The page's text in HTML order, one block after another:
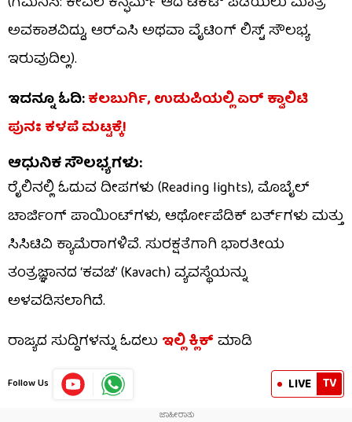
ಅವಕಾಶವಿದ್ದು, ಆರ್‌ಎಸಿ ಅಥವಾ ವೈಟಿಂಗ್ ಲಿಸ್ಟ್ ಸೌಲಭ್ಯ
ಇರುವುದಿಲ್ಲ).
ಇದನ್ನೂ ಓದಿ:ಕಲಬುರ್ಗಿ, ಉಡುಪಿಯಲ್ಲಿ ಏರ್ ಕ್ವಾಲಿಟಿ
ಪುನಃ ಕಳಪೆ ಮಟ್ಟಕ್ಕೆ!
ಆಧುನಿಕ ಸೌಲಭ್ಯಗಳು:
ರೈಲಿನಲ್ಲಿ ಓದುವ ದೀಪಗಳು (Reading lights), ಮೊಬೈಲ್
ಚಾರ್ಜಿಂಗ್ ಪಾಯಿಂಟ್‌ಗಳು, ಆರ್ಥೋಪೆಡಿಕ್ ಬರ್ತ್‌ಗಳು ಮತ್ತು
ಸಿಸಿಟಿವಿ ಕ್ಯಾಮೆರಾಗಳಿವೆ. ಸುರಕ್ಷತೆಗಾಗಿ ಭಾರತೀಯ
ತಂತ್ರಜ್ಞಾನದ ‘ಕವಚ’ (Kavach) ವ್ಯವಸ್ಥೆಯನ್ನು
ಅಳವಡಿಸಲಾಗಿದೆ.
ರಾಜ್ಯದ ಸುದ್ದಿಗಳನ್ನು ಓದಲು ಇಲ್ಲಿ ಕ್ಲಿಕ್ಮಾಡಿ
Follow Us LIVE TV